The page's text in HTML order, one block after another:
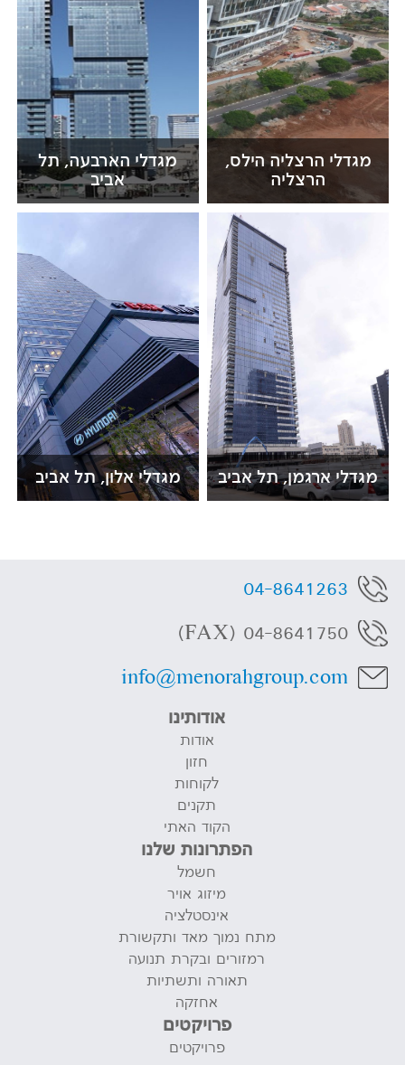
מגדלי הרצליה הילס,
הרצליה
מגדלי הארבעה, תל
אביב
מגדלי ארגמן, תל אביב מגדלי אלון, תל אביב
04-8641263
04-8641750 (FAX)
info@menorahgroup.com
אודותינו
אודות
חזון
לקוחות
תקנים
הקוד האתי
הפתרונות שלנו
חשמל
מיזוג אויר
אינסטלציה
מתח נמוך מאד ותקשורת
רמזורים ובקרת תנועה
תאורה ותשתיות
אחזקה
פרויקטים
פרויקטים